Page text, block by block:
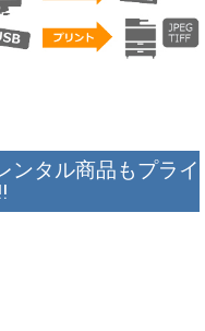
ンタル商品もプライ